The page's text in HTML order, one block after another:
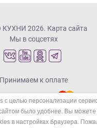
КУХНИ 2026. Карта сайта
Мы в соцсетях
Принимаем к оплате
и рассрочка
целью персонализации
было удобнее. Вы можете
в настройках браузера.